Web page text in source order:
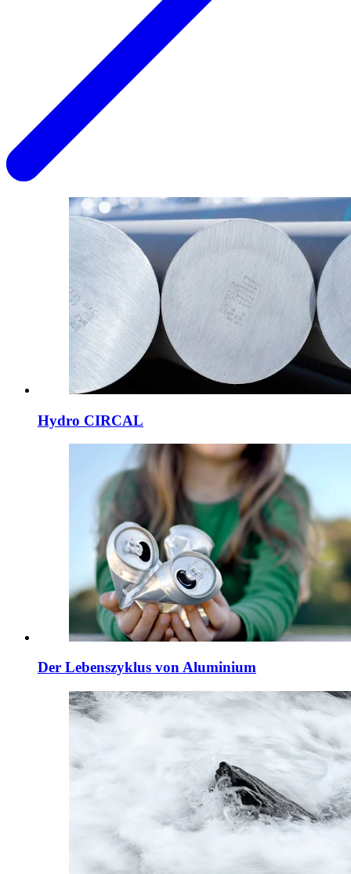
Hydro CIRCAL
Der Lebenszyklus von Aluminium